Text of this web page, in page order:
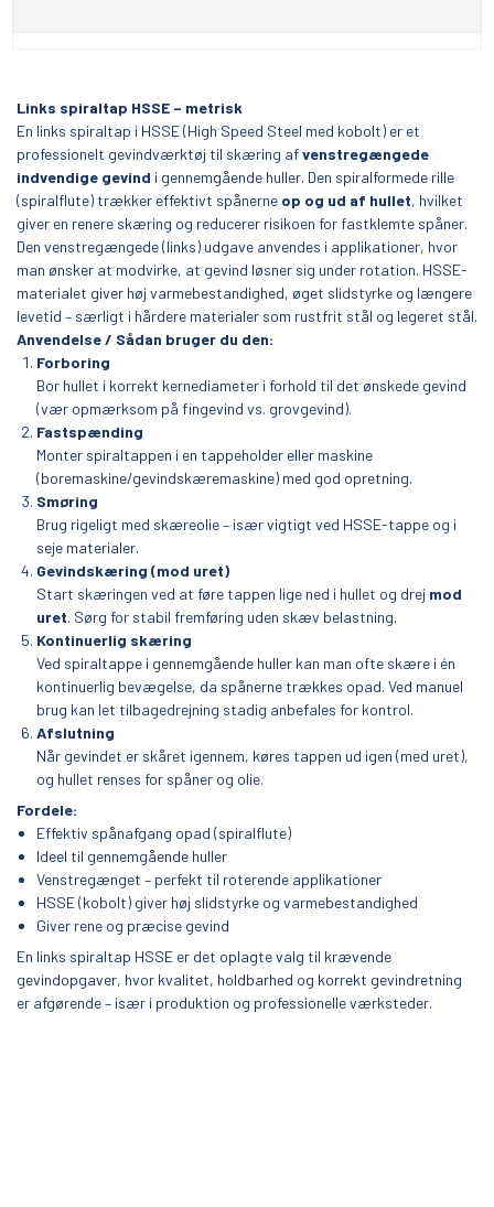
Links spiraltap HSSE – metrisk
En links spiraltap i HSSE (High Speed Steel med kobolt) er et
professionelt gevindværktøj til skæring afvenstregængede
indvendige gevind i gennemgående huller. Den spiralformede rille
(spiralflute) trækker effektivt spånerne op og ud af hullet, hvilket
giver en renere skæring og reducerer risikoen for fastklemte spåner.
Den venstregængede (links) udgave anvendes i applikationer, hvor
man ønsker at modvirke, at gevind løsner sig under rotation. HSSE-
materialet giver høj varmebestandighed, øget slidstyrke og længere
levetid – særligt i hårdere materialer som rustfrit stål og legeret stål.
Anvendelse / Sådan bruger du den:
Forboring
Bor hullet i korrekt kernediameter i forhold til det ønskede gevind
(vær opmærksom på fingevind vs. grovgevind).
Fastspænding
Monter spiraltappen i en tappeholder eller maskine
(boremaskine/gevindskæremaskine) med god opretning.
Smøring
Brug rigeligt med skæreolie – især vigtigt ved HSSE-tappe og i
seje materialer.
Gevindskæring (mod uret)
Start skæringen ved at føre tappen lige ned i hullet og drej mod
uret. Sørg for stabil fremføring uden skæv belastning.
Kontinuerlig skæring
Ved spiral­tappe i gennemgående huller kan man ofte skære i én
kontinuerlig bevægelse, da spånerne trækkes opad. Ved manuel
brug kan let tilbagedrejning stadig anbefales for kontrol.
Afslutning
Når gevindet er skåret igennem, køres tappen ud igen (med uret),
og hullet renses for spåner og olie.
Fordele:
Effektiv spånafgang opad (spiralflute)
Ideel til gennemgående huller
Venstregænget – perfekt til roterende applikationer
HSSE (kobolt) giver høj slidstyrke og varmebestandighed
Giver rene og præcise gevind
En links spiraltap HSSE er det oplagte valg til krævende
gevindopgaver, hvor kvalitet, holdbarhed og korrekt gevindretning
er afgørende – især i produktion og professionelle værksteder.